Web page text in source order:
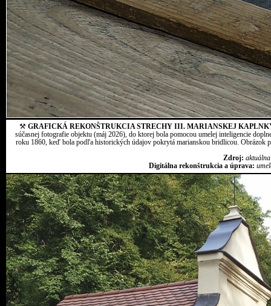
⚒ GRAFICKÁ REKONŠTRUKCIA STRECHY III. MARIANSKEJ
súčasnej fotografie objektu (máj 2026), do ktorej bola pomocou umelej inteligencie
roku 1860, keď bola podľa historických údajov pokrytá marianskou bridlicou. Obrázok
Zdroj:
Digitálna rekonštrukcia a úprava: